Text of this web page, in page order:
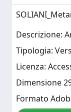
Descrizione:
Tipologia:
Licenza:
Dimensione
Formato